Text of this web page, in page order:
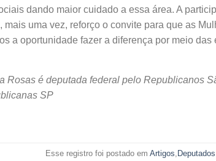
dando maior cuidado a essa área. A
mais uma vez, reforço o convite para que as
a oportunidade fazer a diferença por meio
Rosas é deputada federal pelo Republicanos
SP
Esse registro foi postado em Artigos